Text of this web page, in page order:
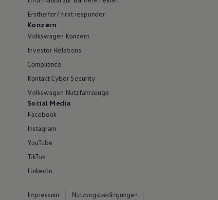
Ersthelfer/ first responder
Konzern
Volkswagen Konzern
Investor Relations
Compliance
Kontakt Cyber Security
Volkswagen Nutzfahrzeuge
Social Media
Facebook
Instagram
YouTube
TikTok
LinkedIn
Impressum
Nutzungsbedingungen